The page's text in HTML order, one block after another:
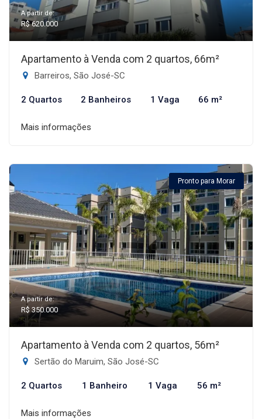
A partir de:
R$ 620.000
Apartamento à Venda com 2 quartos, 66m²
Barreiros, São José-SC
2 Quartos 2 Banheiros 1 Vaga 66 m²
Mais informações
Pronto para Morar
A partir de:
R$ 350.000
Apartamento à Venda com 2 quartos, 56m²
Sertão do Maruim, São José-SC
2 Quartos 1 Banheiro 1 Vaga 56 m²
Mais informações